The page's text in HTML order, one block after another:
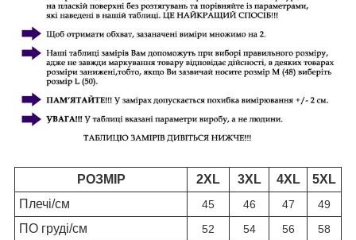
РОЗМІР 2XL 3XL 4XL
5XL
Плечі/см
45 46 47 49
ПО груді/см 52 54 56 58